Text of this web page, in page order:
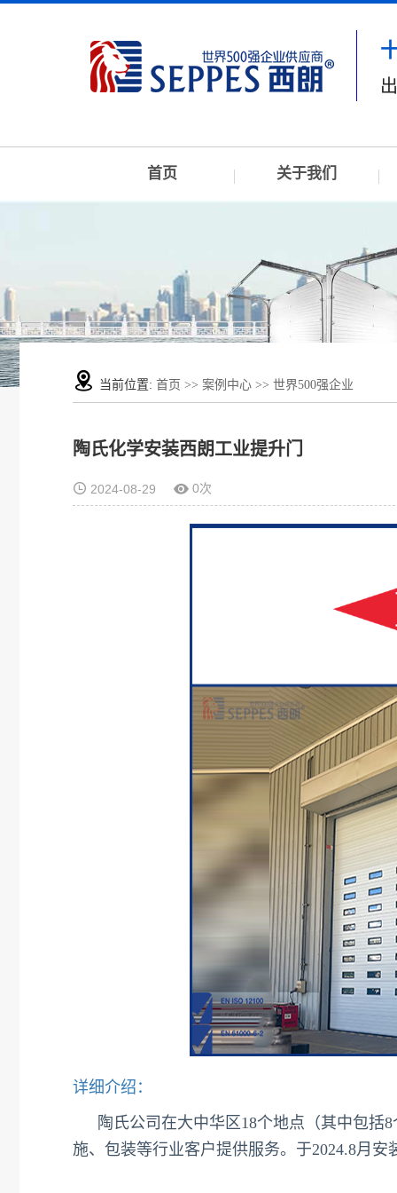
首页 关于我们
当前位置: 首页 >> 案例中心 >> 世界500强企业
陶氏化学安装西朗工业提升门
2024-08-29 0次
详细介绍：
陶氏公司在大中华区18个地点（其中包括
施、包装等行业客户提供服务。于2024.8月安